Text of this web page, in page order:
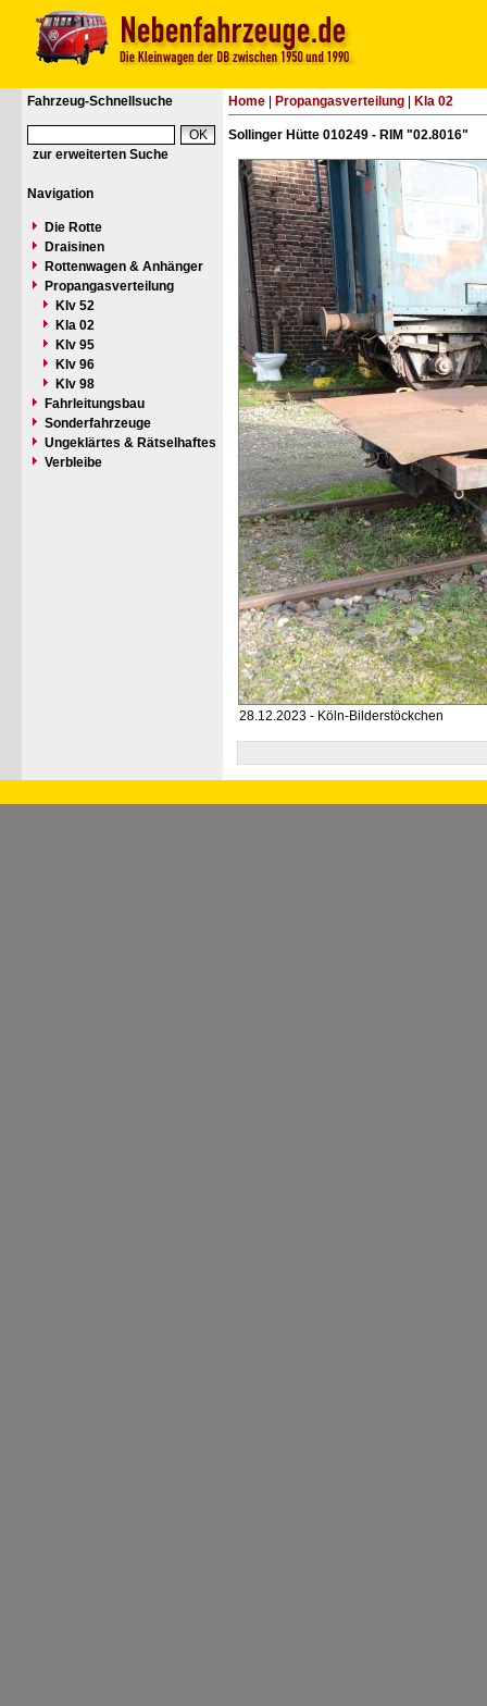
Fahrzeug-Schnellsuche
zur erweiterten Suche
Navigation
Die Rotte
Draisinen
Rottenwagen & Anhänger
Propangasverteilung
Klv 52
Kla 02
Klv 95
Klv 96
Klv 98
Fahrleitungsbau
Sonderfahrzeuge
Ungeklärtes & Rätselhaftes
Verbleibe
Home Propangasverteilung Kla 02
Sollinger Hütte 010249 - RIM "02.8016"
28.12.2023 - Köln-Bilderstöckchen